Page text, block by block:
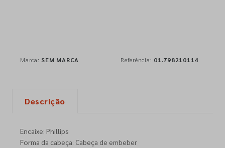
Marca: SEM MARCA Referência: 01.798210114
Descrição
Encaixe: Phillips
Forma da cabeça: Cabeça de embeber